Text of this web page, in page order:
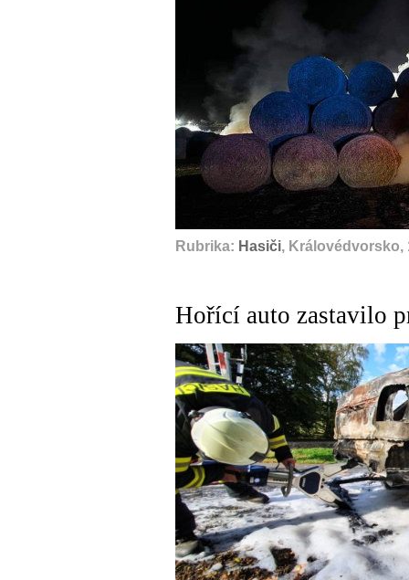
Rubrika: Hasiči, Královédvorsko,
Hořící auto zastavilo